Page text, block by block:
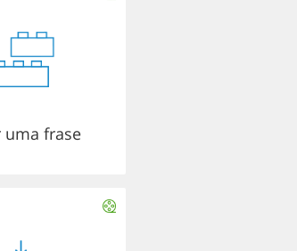
uma frase